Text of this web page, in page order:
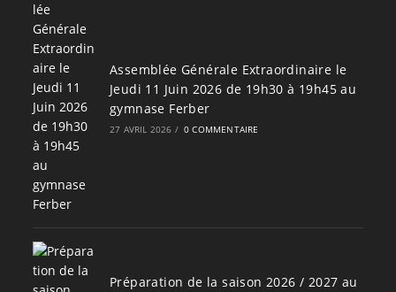
Assemblée Générale Extraordinaire le
Jeudi 11 Juin 2026 de 19h30 à 19h45 au
gymnase Ferber
27 AVRIL 2026 / 0 COMMENTAIRE
Préparation de la saison 2026 / 2027 au